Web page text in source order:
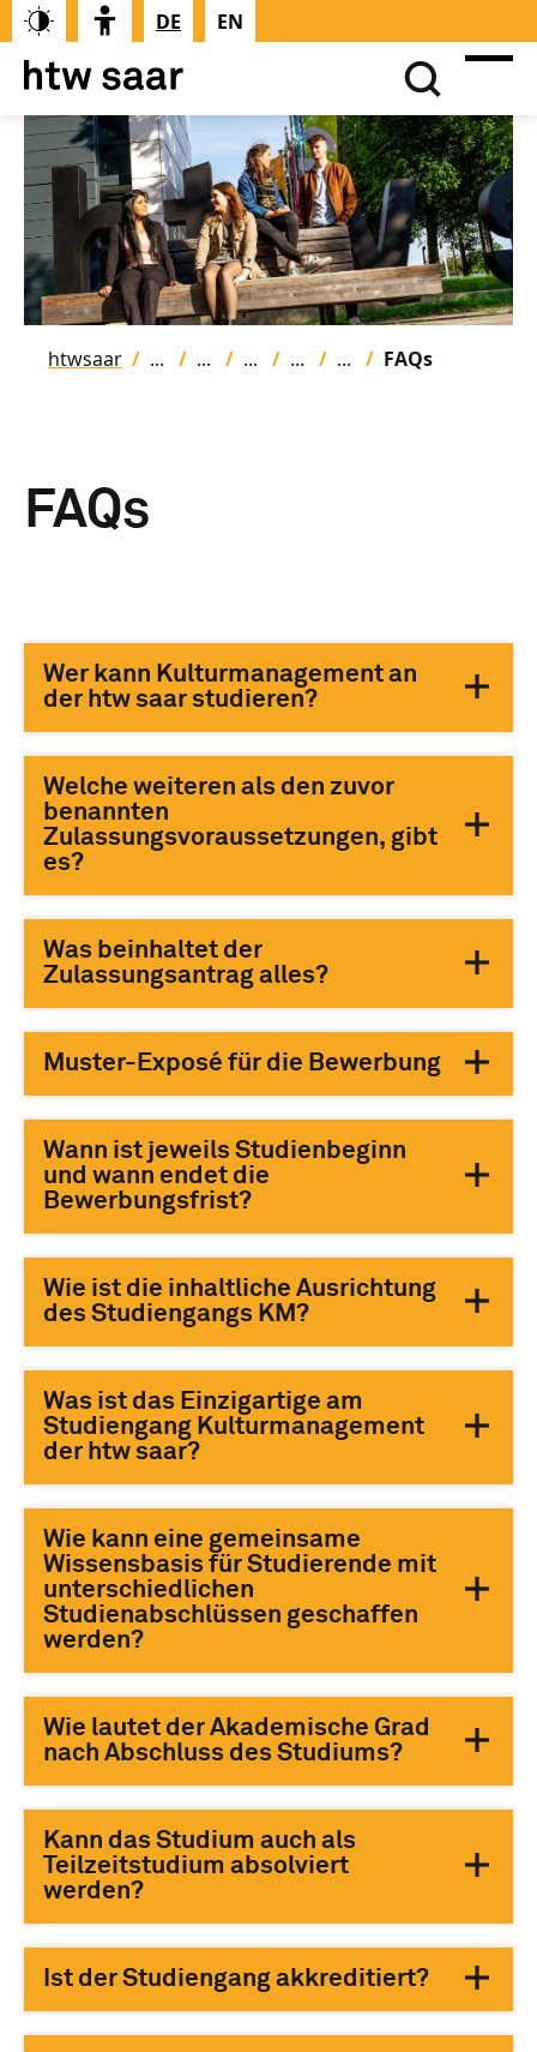
DE EN
htwsaar FAQs
FAQs
Wer kann Kulturmanagement an
der htw saar studieren?
Welche weiteren als den zuvor
benannten
Zulassungsvoraussetzungen, gibt
es?
Was beinhaltet der
Zulassungsantrag alles?
Muster-Exposé für die Bewerbung
Wann ist jeweils Studienbeginn
und wann endet die
Bewerbungsfrist?
Wie ist die inhaltliche Ausrichtung
des Studiengangs KM?
Was ist das Einzigartige am
Studiengang Kulturmanagement
der htw saar?
Wie kann eine gemeinsame
Wissensbasis für Studierende mit
unterschiedlichen
Studienabschlüssen geschaffen
werden?
Wie lautet der Akademische Grad
nach Abschluss des Studiums?
Kann das Studium auch als
Teilzeitstudium absolviert
werden?
Ist der Studiengang akkreditiert?